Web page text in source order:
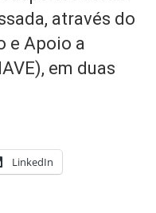
através do
e Apoio a
em duas
LinkedIn